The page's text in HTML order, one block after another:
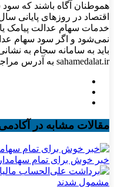
هموطنان آگاه باشند که
اقتصاد در روزهای پایانی
خدمات سهام عدالت پیامک
نمی‌شود و اگر سود سهام
sahamedalat.ir به آدرس مراجعه و مشکل را برطرف کند.
مقالات مشابه در
خبر خوش برای تمام